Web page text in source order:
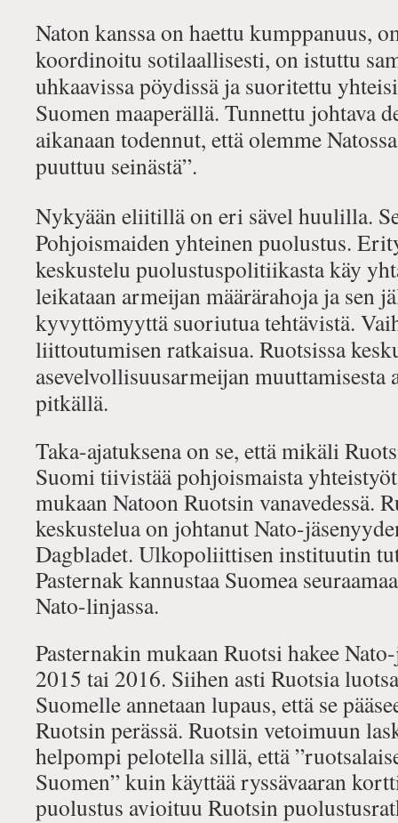
Naton kanssa on haettu kumppanuus,
koordinoitu sotilaallisesti, on istuttu
uhkaavissa pöydissä ja suoritettu
Suomen maaperällä. Tunnettu johtava
aikanaan todennut, että olemme
puuttuu seinästä”.
Nykyään eliitillä on eri sävel huulilla.
Pohjoismaiden yhteinen puolustus.
keskustelu puolustuspolitiikasta käy
leikataan armeijan määrärahoja ja sen
kyvyttömyyttä suoriutua tehtävistä.
liittoutumisen ratkaisua. Ruotsissa
asevelvollisuusarmeijan
pitkällä.
Taka-ajatuksena on se, että mikäli
Suomi tiivistää pohjoismaista
mukaan Natoon Ruotsin vanavedessä.
keskustelua on johtanut Nato-
Dagbladet. Ulkopoliittisen instituutin
Pasternakkannustaa Suomea
Nato-linjassa.
Pasternakin mukaan Ruotsi hakee
2015 tai 2016. Siihen asti Ruotsia
Suomelle annetaan lupaus, että se
Ruotsin perässä. Ruotsin vetoimuun
helpompi pelotella sillä, että
Suomen” kuin käyttää ryssävaaran
puolustus avioituu Ruotsin